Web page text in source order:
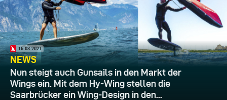
16.03.2021
NEWS
Nun steigt auch Gunsails in den Markt der
Wings ein. Mit dem Hy-Wing stellen die
Saarbrücker ein Wing-Design in den...